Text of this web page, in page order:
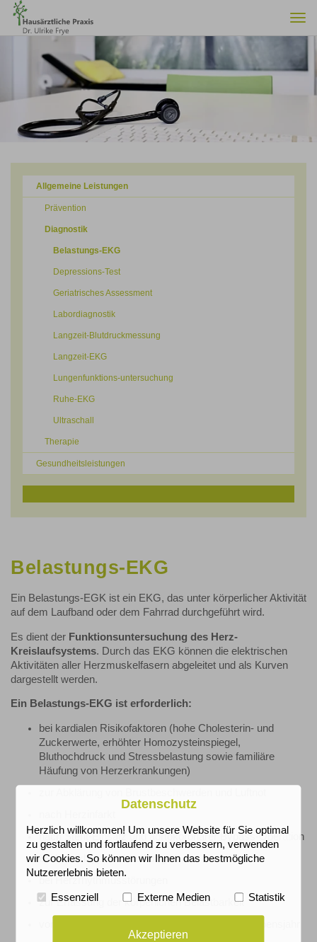
Allgemeine Leistungen
Prävention
Diagnostik
Belastungs-EKG
Depressions-Test
Geriatrisches Assessment
Labordiagnostik
Langzeit-Blutdruckmessung
Langzeit-EKG
Lungenfunktions-untersuchung
Ruhe-EKG
Ultraschall
Therapie
Gesundheitsleistungen
Belastungs-EKG
Ein Belastungs-EGK ist ein EKG, das unter körperlicher Aktivität
auf dem Laufband oder dem Fahrrad durchgeführt wird.
Es dient der Funktionsuntersuchung des Herz-
Kreislaufsystems. Durch das EKG können die elektrischen
Aktivitäten aller Herzmuskelfasern abgeleitet und als Kurven
dargestellt werden.
Ein Belastungs-EKG ist erforderlich:
bei kardialen Risikofaktoren (hohe Cholesterin- und
Zuckerwerte, erhöhter Homozysteinspiegel,
Bluthochdruck und Stressbelastung sowie familiäre
Häufung von Herzerkrankungen)
nach Stent-Einsatz und aortokoronarer Bypass-Operation
bei Herzklappenerkrankungen
zur Erfassung der körperlichen Belastbarkeit
Datenschutz
Herzlich willkommen! Um unsere Website für Sie optimal
zu gestalten und fortlaufend zu verbessern, verwenden
wir Cookies. So können wir Ihnen das bestmögliche
Nutzererlebnis bieten.
Essenziell Externe Medien Statistik
Akzeptieren